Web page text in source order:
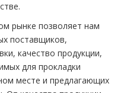
рынке позволяет нам
поставщиков,
качество продукции,
для прокладки
месте и предлагающих